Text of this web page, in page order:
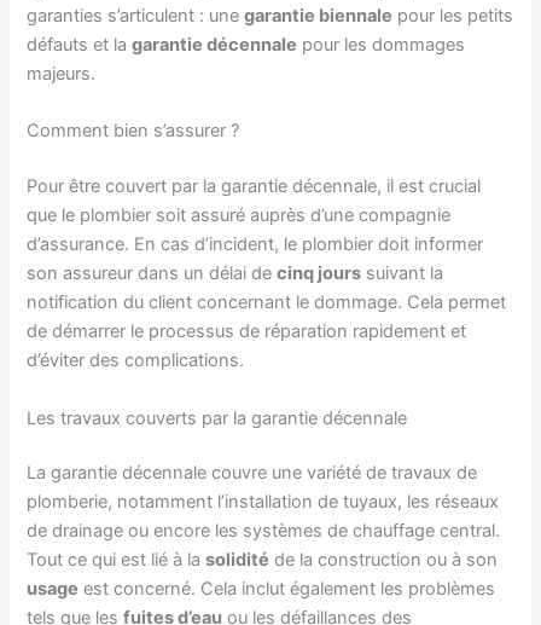
garanties s’articulent : unegarantie biennale pour les petits
défauts et lagarantie décennale pour les dommages
majeurs.
Comment bien s’assurer ?
Pour être couvert par la garantie décennale, il est crucial
que le plombier soit assuré auprès d’une compagnie
d’assurance. En cas d’incident, le plombier doit informer
son assureur dans un délai decinq jours suivant la
notification du client concernant le dommage. Cela permet
de démarrer le processus de réparation rapidement et
d’éviter des complications.
Les travaux couverts par la garantie décennale
La garantie décennale couvre une variété de travaux de
plomberie, notamment l’installation de tuyaux, les réseaux
de drainage ou encore les systèmes de chauffage central.
Tout ce qui est lié à lasolidité de la construction ou à son
usage est concerné. Cela inclut également les problèmes
tels que lesfuites d’eau ou les défaillances des